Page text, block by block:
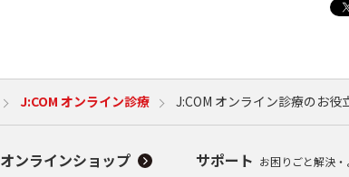
J:COM オンライン診療 J:COM オンライン診療のお役
オンラインショップ サポート お困りごと解決